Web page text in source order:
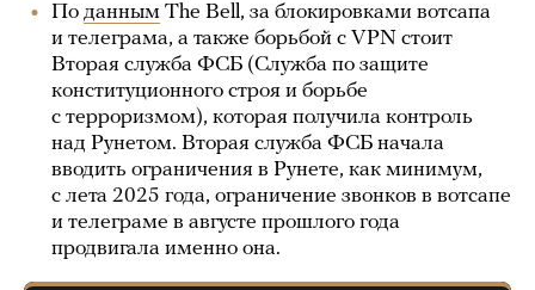
По данным The Bell, за блокировками вотсапа
и телеграма, а также борьбой с VPN стоит
Вторая служба ФСБ (Служба по защите
конституционного строя и борьбе
с терроризмом), которая получила контроль
над Рунетом. Вторая служба ФСБ начала
вводить ограничения в Рунете, как минимум,
с лета 2025 года, ограничение звонков в вотсапе
и телеграме в августе прошлого года
продвигала именно она.